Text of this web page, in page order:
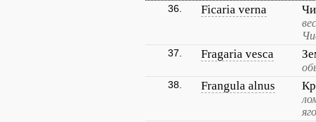
36. Ficaria verna
37. Fragaria vesca
38. Frangula alnus